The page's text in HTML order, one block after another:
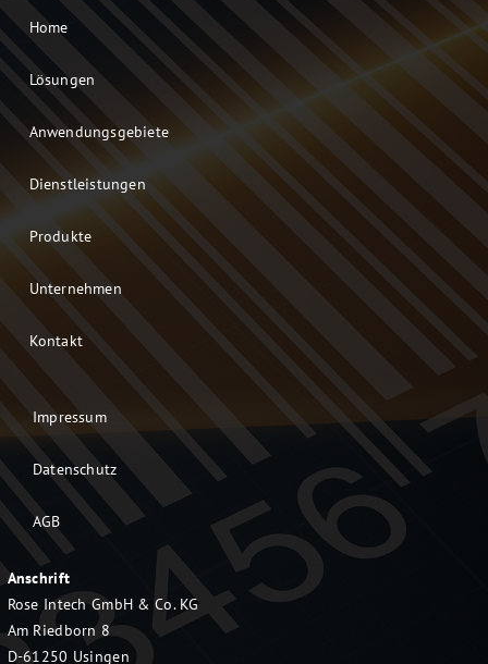
Home
Lösungen
Anwendungsgebiete
Dienstleistungen
Produkte
Unternehmen
Kontakt
Impressum
Datenschutz
AGB
Anschrift
Rose Intech GmbH & Co. KG
Am Riedborn 8
D-61250 Usingen